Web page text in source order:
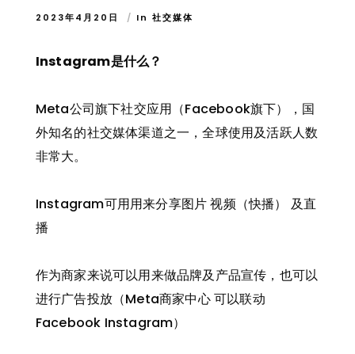
2023年4月20日 In 社交媒体
Instagram是什么？
Meta公司旗下社交应用（Facebook旗下），国
外知名的社交媒体渠道之一，全球使用及活跃人数
非常大。
Instagram可用用来分享图片 视频（快播） 及直
播
作为商家来说可以用来做品牌及产品宣传，也可以
进行广告投放（Meta商家中心 可以联动
Facebook Instagram）